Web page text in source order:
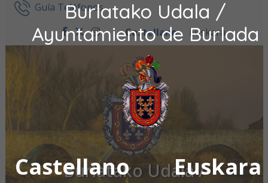
Burlatako Udala /
Ayuntamiento de Burlada
Castellano Euskara
Ir al contenidoGuía Teléfonos
facebook
twitter
instagram
Castellano Euskara
Burlatako Udala /